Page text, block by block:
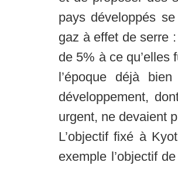
pays développés
gaz à effet de serre
de 5% à ce qu’elles
l’époque déjà
développement,
urgent, ne devaient
L’objectif fixé à
exemple l’objectif